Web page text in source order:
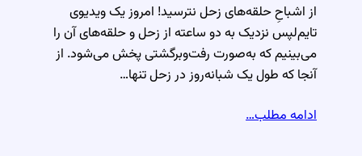
از اشباحِ حلقه‌های زحل نترسید! امروز یک ویدیوی
تایم‌لپس نزدیک به دو ساعته از زحل و حلقه‌های آن را
می‌بینیم که به‌صورت رفت‌وبرگشتی پخش می‌شود. از
آنجا که طول یک شبانه‌روز در زحل تنها…
ادامه مطلب…